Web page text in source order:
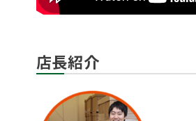
店長紹介